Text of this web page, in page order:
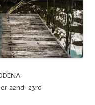
22nd-23rd